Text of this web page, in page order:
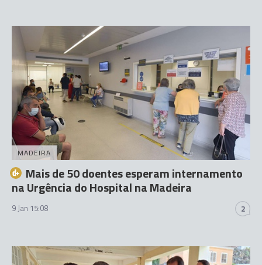
MADEIRA
Mais de 50 doentes esperam internamento
na Urgência do Hospital na Madeira
9 Jan 15:08 2